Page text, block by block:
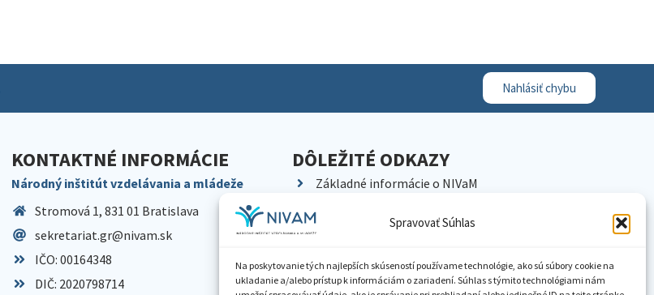
Spravovať Súhlas
Na poskytovanie tých najlepších skúseností používame technológie, ako sú súbory cookie na
ukladanie a/alebo prístup k informáciám o zariadení. Súhlas s týmito technológiami nám
Nahlásiť chybu
KONTAKTNÉ INFORMÁCIE
Národný inštitút vzdelávania a mládeže
Stromová 1, 831 01 Bratislava
sekretariat.gr@nivam.sk
IČO: 00164348
DIČ: 2020798714
DÔLEŽITÉ ODKAZY
Základné informácie o NIVaM
Kariéra
Pracoviská NIVaM